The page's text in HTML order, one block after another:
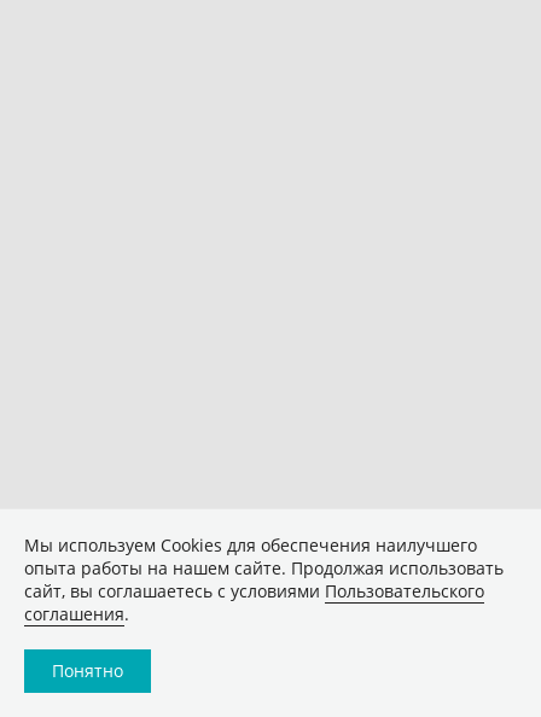
Мы используем Сookies для обеспечения наилучшего
опыта работы на нашем сайте. Продолжая использовать
сайт, вы соглашаетесь с условиями Пользовательского
соглашения.
Понятно